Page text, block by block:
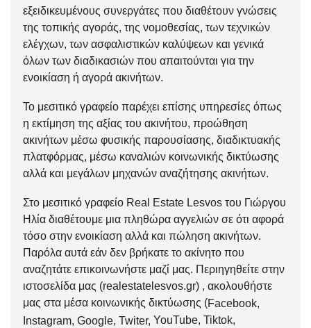
εξειδικευμένους συνεργάτες που διαθέτουν γνώσεις
της τοπικής αγοράς, της νομοθεσίας, των τεχνικών
ελέγχων, των ασφαλιστικών καλύψεων και γενικά
όλων των διαδικασιών που απαιτούνται για την
ενοικίαση ή αγορά ακινήτων.
Το μεσιτικό γραφείο παρέχει επίσης υπηρεσίες όπως
η εκτίμηση της αξίας του ακινήτου, προώθηση
ακινήτων μέσω φυσικής παρουσίασης, διαδικτυακής
πλατφόρμας, μέσω καναλιών κοινωνικής δικτύωσης
αλλά και μεγάλων μηχανών αναζήτησης ακινήτων.
Στο μεσιτικό γραφείο Real Estate Lesvos του Γιώργου
Ηλία διαθέτουμε μια πληθώρα αγγελιών σε ότι αφορά
τόσο στην ενοικίαση αλλά και πώληση ακινήτων.
Παρόλα αυτά εάν δεν βρήκατε το ακίνητο που
αναζητάτε επικοινωνήστε μαζί μας. Περιηγηθείτε στην
ιστοσελίδα μας (realestatelesvos.gr) , ακολουθήστε
μας στα μέσα κοινωνικής δικτύωσης (Facebook,
Instagram, Google, Twiter, YouTube, Tiktok,